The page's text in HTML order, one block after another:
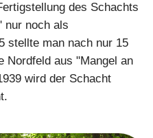
des Schachts
nur noch als
stellte man nach nur 15
Nordfeld aus "Mangel an
wird der Schacht